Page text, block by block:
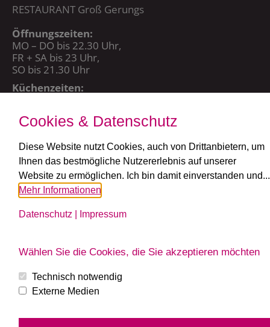
RESTAURANT Groß Gerungs
Öffnungszeiten:
MO – DO bis 22.30 Uhr,
FR + SA bis 23 Uhr,
SO bis 21.30 Uhr
Küchenzeiten:
Copyright 2026 | Weingartner GmbH | Powered by
Newsletter | Impressum|Datenschutz
Cookies & Datenschutz
Diese Website nutzt Cookies, auch von Drittanbietern, um
Ihnen das bestmögliche Nutzererlebnis auf unserer
Website zu ermöglichen. Ich bin damit einverstanden und...
Mehr Informationen
Datenschutz Impressum
Wählen Sie die Cookies, die Sie akzeptieren möchten
Technisch notwendig
Externe Medien